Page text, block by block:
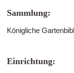
Sammlung:
Königliche
Einrichtung: